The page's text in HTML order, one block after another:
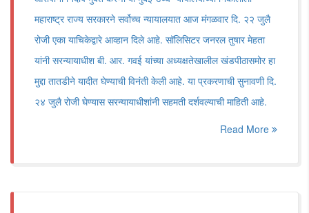
महाराष्ट्र राज्य सरकारने सर्वोच्च न्यायालयात आज मंगळवार दि. २२ जुलै
रोजी एका याचिकेद्वारे आव्हान दिले आहे. सॉलिसिटर जनरल तुषार मेहता
यांनी सरन्यायाधीश बी. आर. गवई यांच्या अध्यक्षतेखालील खंडपीठासमोर हा
मुद्दा तातडीने यादीत घेण्याची विनंती केली आहे. या प्रकरणाची सुनावणी दि.
२४ जुलै रोजी घेण्यास सरन्यायाधीशांनी सहमती दर्शवल्याची माहिती आहे.
Read More